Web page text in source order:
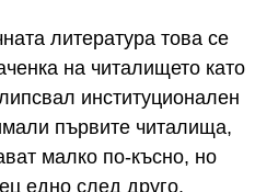
литература това се
на читалището като
институционален
първите читалища,
малко по-късно, но
едно след друго.